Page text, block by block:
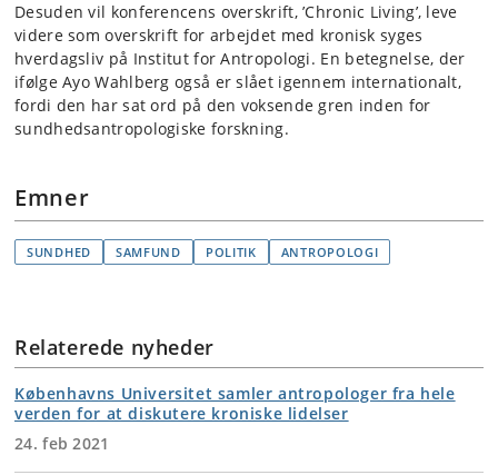
Desuden vil konferencens overskrift, ’Chronic Living’, leve
videre som overskrift for arbejdet med kronisk syges
hverdagsliv på Institut for Antropologi. En betegnelse, der
ifølge Ayo Wahlberg også er slået igennem internationalt,
fordi den har sat ord på den voksende gren inden for
sundhedsantropologiske forskning.
Emner
SUNDHED SAMFUND POLITIK ANTROPOLOGI
Relaterede nyheder
Københavns Universitet samler antropologer fra hele
verden for at diskutere kroniske lidelser
24. feb 2021